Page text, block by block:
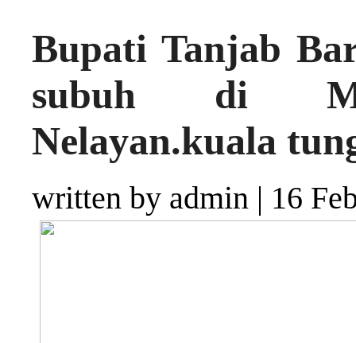
Bupati Tanjab
subuh di
Nelayan.kuala
written by admin | 16